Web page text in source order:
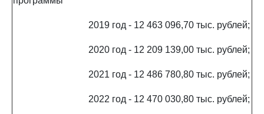
2019 год - 12 463 096,70 тыс. рублей;
2020 год - 12 209 139,00 тыс. рублей;
2021 год - 12 486 780,80 тыс. рублей;
2022 год - 12 470 030,80 тыс. рублей;